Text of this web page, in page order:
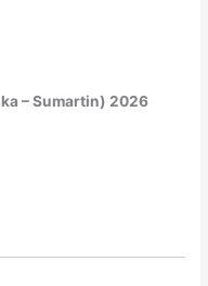
– Sumartin) 2026